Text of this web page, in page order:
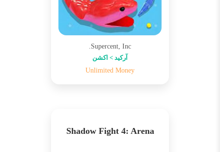
Supercent, Inc.
آرکید > اکشن
Unlimited Money
Shadow Fight 4: Arena